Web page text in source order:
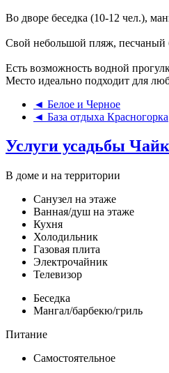
Во дворе беседка (10-12 чел.),
Свой небольшой пляж, песчаный
Есть возможность водной
Место идеально подходит для
◄ Белое и Черное
◄ База отдыха Красногорка
Услуги усадьбы
В доме и на территории
Санузел на этаже
Ванная/душ на этаже
Кухня
Холодильник
Газовая плита
Электрочайник
Телевизор
Беседка
Мангал/барбекю/гриль
Питание
Самостоятельное